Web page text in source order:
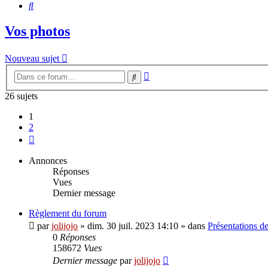
Rechercher
Vos photos
Nouveau sujet
Rechercher
26 sujets
1
2
Annonces
Réponses
Vues
Dernier message
Règlement du forum
parjolijojo » dim. 30 juil. 2023 14:10 » dans Présentations
0 Réponses
158672 Vues
Dernier message parjolijojo